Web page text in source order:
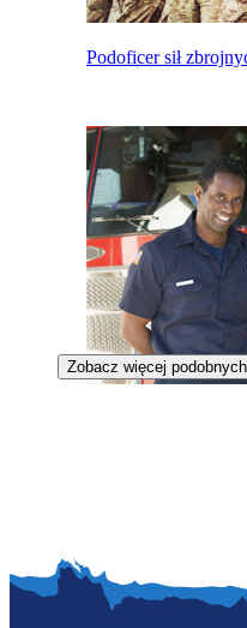
Podoficer sił
Zobacz więcej podobnych